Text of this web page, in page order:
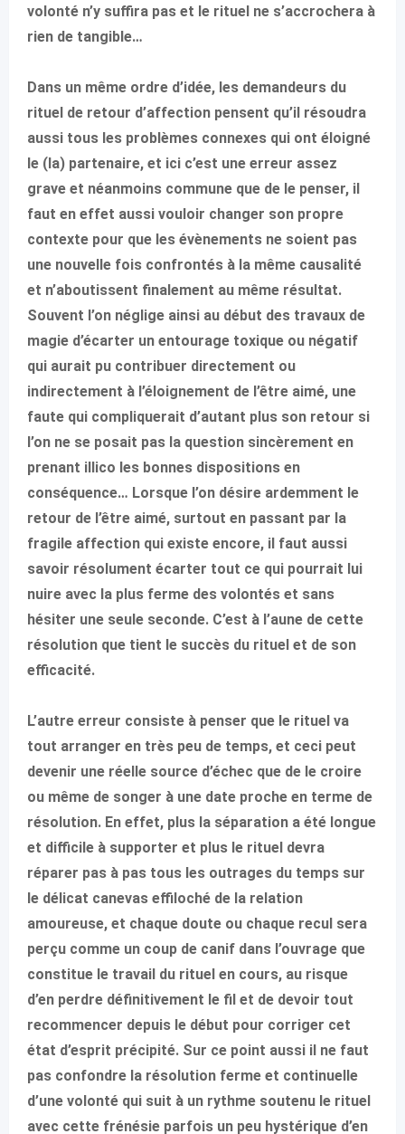
volonté n’y suffira pas et le rituel ne s’accrochera à
rien de tangible…
Dans un même ordre d’idée, les demandeurs du
rituel de retour d’affection pensent qu’il résoudra
aussi tous les problèmes connexes qui ont éloigné
le (la) partenaire, et ici c’est une erreur assez
grave et néanmoins commune que de le penser, il
faut en effet aussi vouloir changer son propre
contexte pour que les évènements ne soient pas
une nouvelle fois confrontés à la même causalité
et n’aboutissent finalement au même résultat.
Souvent l’on néglige ainsi au début des travaux de
magie d’écarter un entourage toxique ou négatif
qui aurait pu contribuer directement ou
indirectement à l’éloignement de l’être aimé, une
faute qui compliquerait d’autant plus son retour si
l’on ne se posait pas la question sincèrement en
prenant illico les bonnes dispositions en
conséquence… Lorsque l’on désire ardemment le
retour de l’être aimé, surtout en passant par la
fragile affection qui existe encore, il faut aussi
savoir résolument écarter tout ce qui pourrait lui
nuire avec la plus ferme des volontés et sans
hésiter une seule seconde. C’est à l’aune de cette
résolution que tient le succès du rituel et de son
efficacité.
L’autre erreur consiste à penser que le rituel va
tout arranger en très peu de temps, et ceci peut
devenir une réelle source d’échec que de le croire
ou même de songer à une date proche en terme de
résolution. En effet, plus la séparation a été longue
et difficile à supporter et plus le rituel devra
réparer pas à pas tous les outrages du temps sur
le délicat canevas effiloché de la relation
amoureuse, et chaque doute ou chaque recul sera
perçu comme un coup de canif dans l’ouvrage que
constitue le travail du rituel en cours, au risque
d’en perdre définitivement le fil et de devoir tout
recommencer depuis le début pour corriger cet
état d’esprit précipité. Sur ce point aussi il ne faut
pas confondre la résolution ferme et continuelle
d’une volonté qui suit à un rythme soutenu le rituel
avec cette frénésie parfois un peu hystérique d’en